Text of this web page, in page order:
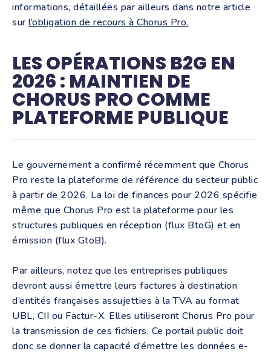
informations, détaillées par ailleurs dans notre article
surl’obligation de recours à Chorus Pro.
LES OPÉRATIONS B2G EN
2026 : MAINTIEN DE
CHORUS PRO COMME
PLATEFORME PUBLIQUE
Le gouvernement a confirmé récemment que Chorus
Pro reste la plateforme de référence du secteur public
à partir de 2026. La loi de finances pour 2026 spécifie
même que Chorus Pro est la plateforme pour les
structures publiques en réception (flux BtoG) et en
émission (flux GtoB).
Par ailleurs, notez que les entreprises publiques
devront aussi émettre leurs factures à destination
d’entités françaises assujetties à la TVA au format
UBL, CII ou Factur-X. Elles utiliseront Chorus Pro pour
la transmission de ces fichiers. Ce portail public doit
donc se donner la capacité d’émettre les données e-